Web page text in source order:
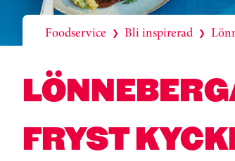
Foodservice ❯ Bli inspirerad ❯
FRYST